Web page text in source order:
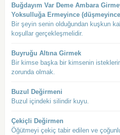
Buğdayım Var Deme Ambara
Yoksulluğa Ermeyince
Bir şeyin senin olduğundan kuşkun
koşullar gerçekleşmelidir.
Buyruğu Altına Girmek
Bir kimse başka bir kimsenin
zorunda olmak.
Buzul Değirmeni
Buzul içindeki silindir kuyu.
Çekiçli Değirmen
Öğütmeyi çekiç tabir edilen ve